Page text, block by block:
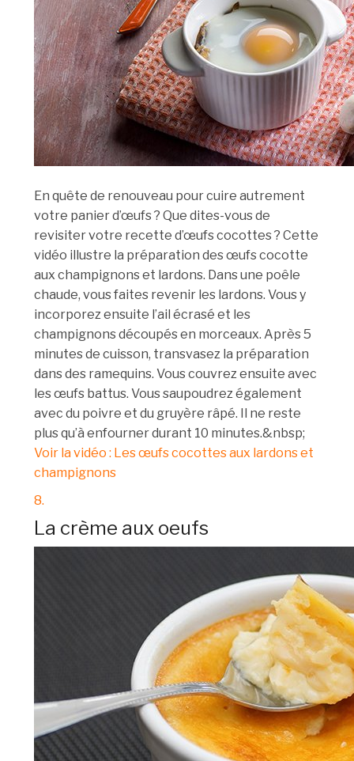
En quête de renouveau pour cuire autrement
votre panier d’œufs ? Que dites-vous de
revisiter votre recette d’œufs cocottes ? Cette
vidéo illustre la préparation des œufs cocotte
aux champignons et lardons. Dans une poêle
chaude, vous faites revenir les lardons. Vous y
incorporez ensuite l’ail écrasé et les
champignons découpés en morceaux. Après 5
minutes de cuisson, transvasez la préparation
dans des ramequins. Vous couvrez ensuite avec
les œufs battus. Vous saupoudrez également
avec du poivre et du gruyère râpé. Il ne reste
plus qu’à enfourner durant 10 minutes.&nbsp;
Voir la vidéo : Les œufs cocottes aux lardons et
champignons
8.
La crème aux oeufs